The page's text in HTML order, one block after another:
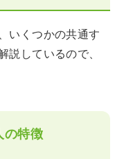
いくつかの共通す
説しているので、
の特徴